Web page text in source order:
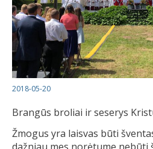
2018-05-20
Brangūs broliai ir seserys
Žmogus yra laisvas būti